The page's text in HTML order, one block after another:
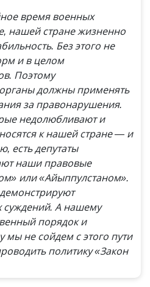
время военных
нашей стране жизненно
Без этого не
и в целом
Поэтому
должны применять
за правонарушения.
недолюбливают и
к нашей стране — и
есть депутаты
наши правовые
или «Айыппулстаном».
суждений. А нашему
порядок и
мы не сойдем с этого пути
политику «Закон